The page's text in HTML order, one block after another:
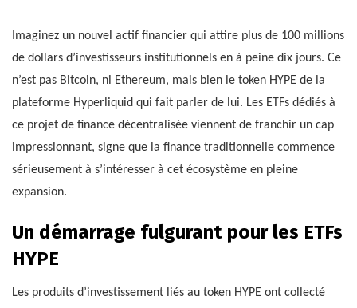
Imaginez un nouvel actif financier qui attire plus de 100 millions
de dollars d’investisseurs institutionnels en à peine dix jours. Ce
n’est pas Bitcoin, ni Ethereum, mais bien le token HYPE de la
plateforme Hyperliquid qui fait parler de lui. Les ETFs dédiés à
ce projet de finance décentralisée viennent de franchir un cap
impressionnant, signe que la finance traditionnelle commence
sérieusement à s’intéresser à cet écosystème en pleine
expansion.
Un démarrage fulgurant pour les ETFs
HYPE
Les produits d’investissement liés au token HYPE ont collecté